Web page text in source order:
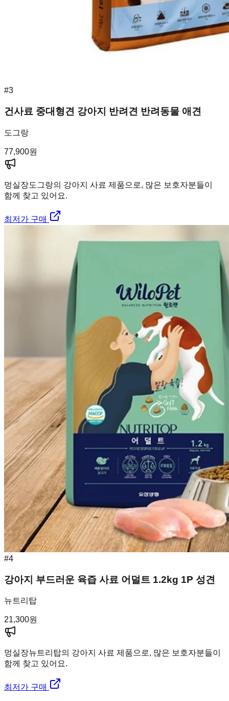
#3
건사료 중대형견 강아지 반려견 반려동물 애견
도그랑
77,900원
멍실장도그랑의 강아지 사료 제품으로, 많은 보호자분들이
함께 찾고 있어요.
최저가 구매
#4
강아지 부드러운 육즙 사료 어덜트 1.2kg 1P 성견
뉴트리탑
21,300원
멍실장뉴트리탑의 강아지 사료 제품으로, 많은 보호자분들이
함께 찾고 있어요.
최저가 구매